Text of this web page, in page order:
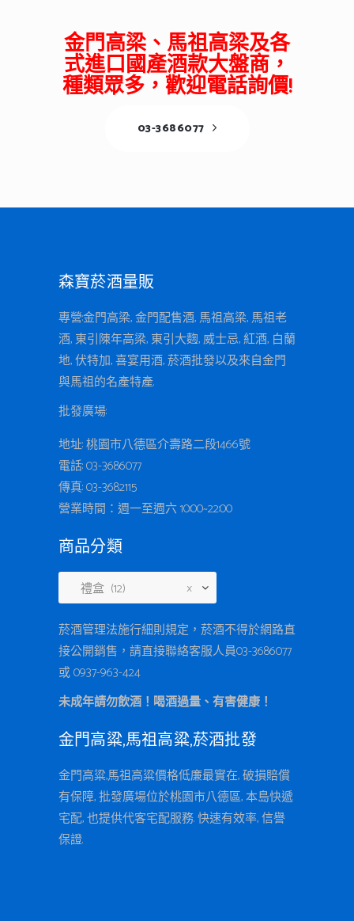
金門高梁、馬祖高梁及各
式進口國產酒款大盤商，
種類眾多，歡迎電話詢價!
03-3686077
森寶菸酒量販
專營:金門高梁, 金門配售酒, 馬祖高梁, 馬祖老
酒, 東引陳年高梁, 東引大麴, 威士忌, 紅酒, 白蘭
地, 伏特加, 喜宴用酒, 菸酒批發以及來自金門
與馬祖的名產特產.
批發廣場:
地址: 桃園市八德區介壽路二段1466號
電話: 03-3686077
傳真: 03-3682115
營業時間：週一至週六 10:00~22:00
商品分類
×
禮盒 (12)
菸酒管理法施行細則規定，菸酒不得於網路直
接公開銷售，請直接聯絡客服人員03-3686077
或 0937-963-424
未成年請勿飲酒！喝酒過量、有害健康！
金門高粱,馬祖高粱,菸酒批發
金門高粱,馬祖高粱價格低廉最實在, 破損賠償
有保障, 批發廣場位於桃園市八德區, 本島快遞
宅配, 也提供代客宅配服務. 快速有效率, 信譽
保證.